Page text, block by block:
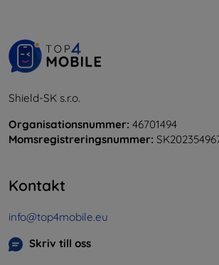
Shield-SK s.r.o.
Organisationsnummer: 46701494
Momsregistreringsnummer:
Kontakt
info@top4mobile.eu
Skriv till oss